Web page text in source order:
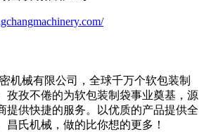
机械有限公司，全球千万个软包装制
孜孜不倦的为软包装制袋事业奠基，源
提供快捷的服务。以优质的产品提供全
昌氏机械，做的比你想的更多！